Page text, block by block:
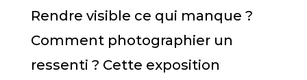
Rendre visible ce qui manque ?
Comment photographier un
ressenti ? Cette exposition